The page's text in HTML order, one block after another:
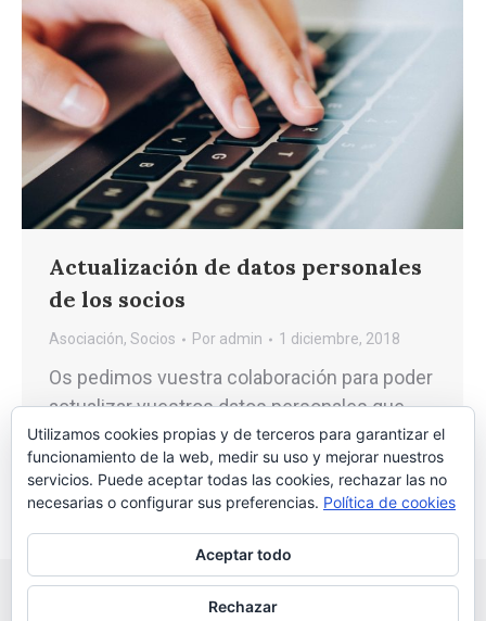
Actualización de datos personales
de los socios
Asociación, Socios Por admin 1 diciembre, 2018
Os pedimos vuestra colaboración para poder
actualizar vuestros datos personales que
disponemos en la Asociación de Vecinos.
Utilizamos cookies propias y de terceros para garantizar el
funcionamiento de la web, medir su uso y mejorar nuestros
servicios. Puede aceptar todas las cookies, rechazar las no
necesarias o configurar sus preferencias. Política de cookies
Aceptar todo
Rechazar